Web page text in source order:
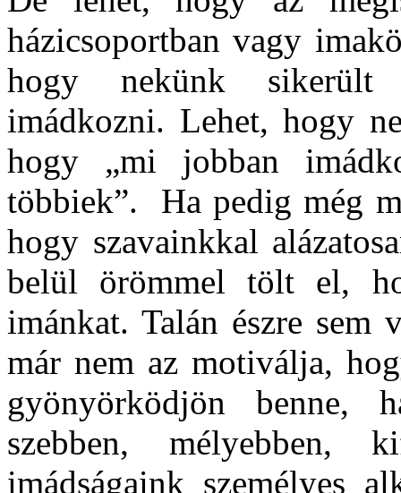
házicsoportban vagy
hogy nekünk sikerült
imádkozni. Lehet, hogy
hogy „mi jobban
többiek”. Ha pedig még
hogy szavainkkal
belül örömmel tölt el,
imánkat. Talán észre sem
már nem az motiválja,
gyönyörködjön benne,
szebben, mélyebben,
imádságaink személyes